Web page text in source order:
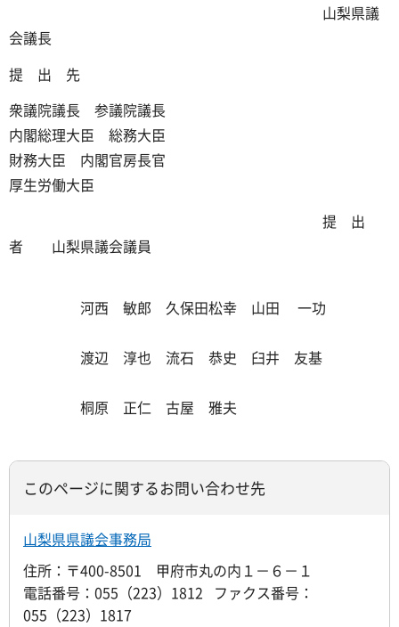
山梨県議
会議長
提 出 先
衆議院議長 参議院議長
内閣総理大臣 総務大臣
財務大臣 内閣官房長官
厚生労働大臣
提 出
者 山梨県議会議員
河西 敏郎 久保田松幸 山田 一功
渡辺 淳也 流石 恭史 臼井 友基
桐原 正仁 古屋 雅夫
このページに関するお問い合わせ先
山梨県県議会事務局
住所：〒400-8501 甲府市丸の内１－６－１
電話番号：055（223）1812 ファクス番号：
055（223）1817